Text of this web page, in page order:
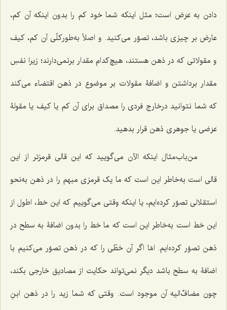
دادن به عَرَض است؛ مثل اینکه شما خود کم را بدون اینکه آن کم،
عارض بر چیزى باشد، تصوّر مى‌کنید. و اصلاً به‌طورکلّى آن کم، کیف
و مقولاتی که در ذهن هستند، هیچ‌کدام مقدار برنمى‌دارند؛ زیرا نفسِ
مقدار برداشتن و اضافۀ مقولات بر موضوع در ذهن اقتضاء مى‌کند
که شما نتوانید درخارج فردى را مصداق براى آن کم یا کیف یا مقولۀ
عَرَضى یا جوهرى ذهن قرار بدهید.
من‌باب‌مثال اینکه الآن مى‌گویید که این قالى قرمزتر از این
قالى است به‌خاطر این است که ما یک قرمزى مبهم را در ذهن به‌نحو
استقلالی تصوّر کرده‌ایم، یا اینکه وقتى مى‌گوییم که این خط، اطول از
این خط است به‌خاطر این است که ما خط را بدون اضافۀ به سطح در
ذهن تصوّر کرده‌ایم. امّا اگر آن خطّى را که در ذهن تصوّر مى‌کنیم با
اضافۀ به سطح باشد دیگر نمى‌تواند حکایت از مصادیق خارجى بکند،
چون مضافٌ‌الیه آن موجود است. وقتى که شما زید را در ذهن ابنِ